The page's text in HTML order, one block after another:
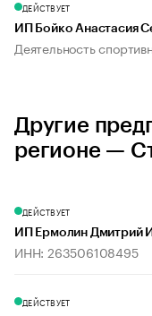
ДЕЙСТВУЕТ
ИП Бойко Анастасия
Деятельность
Другие
регионе —
ДЕЙСТВУЕТ
ИП Ермолин Дмитрий
ИНН: 263506108495
ДЕЙСТВУЕТ